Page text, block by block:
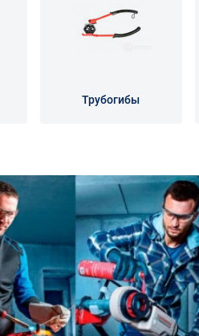
Трубогибы